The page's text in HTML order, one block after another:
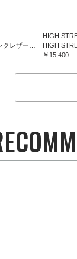
HIGH
￥15,400